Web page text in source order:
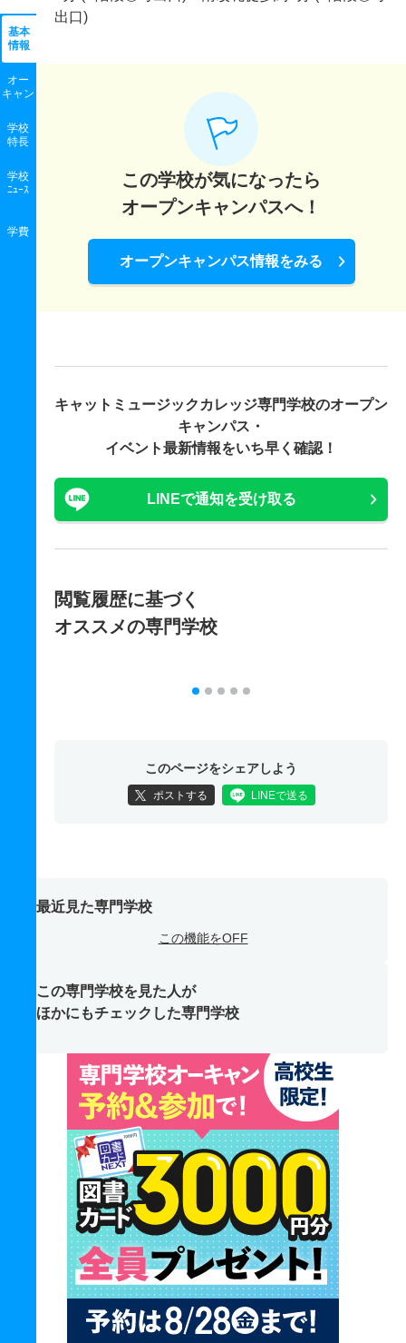
基本
情報
オー
キャン
学校
特長
学校
ﾆｭｰｽ
学費
出口)
この学校が気になったら
オープンキャンパスへ！
オープンキャンパス情報をみる
キャットミュージックカレッジ専門学校のオープン
キャンパス・
イベント最新情報をいち早く確認！
LINEで通知を受け取る
閲覧履歴に基づく
オススメの専門学校
このページをシェアしよう
ポストする LINEで送る
最近見た専門学校
この機能をOFF
この専門学校を見た人が
ほかにもチェックした専門学校